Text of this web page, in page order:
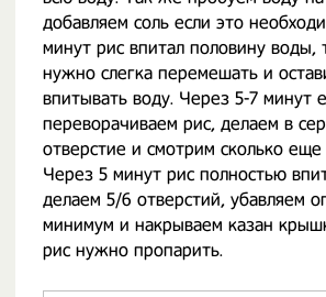
добавляем соль если это
минут рис впитал половину воды,
нужно слегка перемешать и
впитывать воду. Через 5-7 минут
переворачиваем рис, делаем в
отверстие и смотрим сколько
Через 5 минут рис полностью
делаем 5/6 отверстий, убавляем
минимум и накрываем казан
рис нужно пропарить.